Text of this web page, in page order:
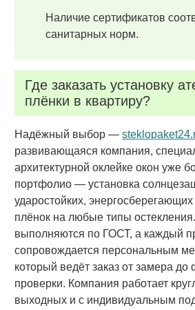
Наличие сертификатов
санитарных норм.
Где заказать установку
плёнки в квартиру?
Надёжный выбор —
развивающаяся компания,
архитектурной оклейке окон уже
портфолио — установка
ударостойких,
плёнок на любые типы
выполняются по ГОСТ, а каждый
сопровождается персональным
который ведёт заказ от замера
проверки. Компания работает
выходных и с индивидуальным